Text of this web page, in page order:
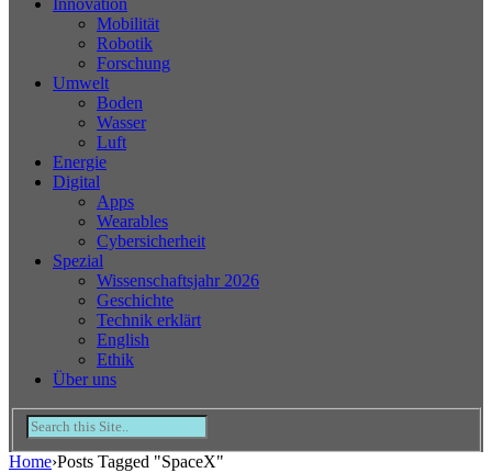
Mobilität
Robotik
Forschung
Umwelt
Boden
Wasser
Luft
Energie
Digital
Apps
Wearables
Cybersicherheit
Spezial
Wissenschaftsjahr 2026
Geschichte
Technik erklärt
English
Ethik
Über uns
Home›Posts Tagged "SpaceX"